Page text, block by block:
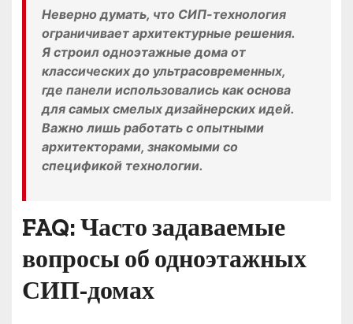
Неверно думать, что СИП-технология
ограничивает архитектурные решения.
Я строил одноэтажные дома от
классических до ультрасовременных,
где панели использовались как основа
для самых смелых дизайнерских идей.
Важно лишь работать с опытными
архитекторами, знакомыми со
спецификой технологии.
FAQ: Часто задаваемые
вопросы об одноэтажных
СИП-домах